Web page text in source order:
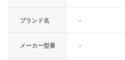
ブランド名 -
メーカー型番 -